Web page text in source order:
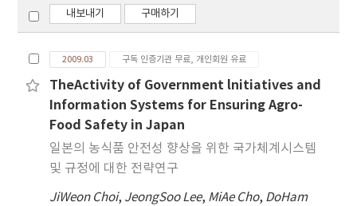
내보내기 구매하기
2009.03 구독 인증기관 무료, 개인회원 유료
TheActivity of Government lnitiatives and
Information Systems for Ensuring Agro-
Food Safety in Japan
일본의 농식품 안전성 향상을 위한 국가체계시스템
및 규정에 대한 전략연구
JiWeon Choi, JeongSoo Lee, MiAe Cho, DoHam